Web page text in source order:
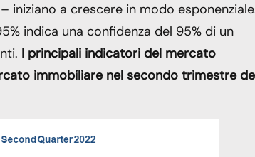
a crescere in modo
indica una confidenza del 95% di un
I principali indicatori del mercato
immobiliare nel secondo trimestre